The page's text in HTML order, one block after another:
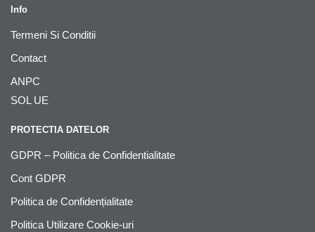
Info
Termeni Si Conditii
Contact
ANPC
SOL UE
PROTECTIA DATELOR
GDPR – Politica de Confidentialitate
Cont GDPR
Politica de Confidențialitate
Politica Utilizare Cookie-uri